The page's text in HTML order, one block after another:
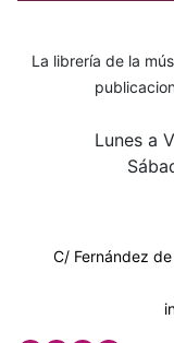
La librería de la
Lunes a
C/ Fernández